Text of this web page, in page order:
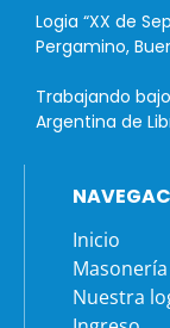
Logia “XX de
Pergamino,
Trabajando
Argentina de
Inicio
Masonería
Nuestra